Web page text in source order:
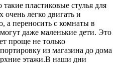
пластиковые стулья для
легко двигать и
а переносить с комнаты в
даже маленькие дети. Это
проще не только
из магазина до дома
этажи.В наши дни